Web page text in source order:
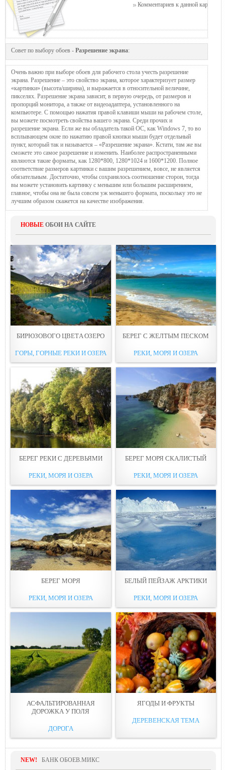
Комментариев к данной картинке
Совет по выбору обоев - Разрешение экрана:
Очень важно при выборе обоев для рабочего стола учесть разрешение
экрана. Разрешение – это свойство экрана, которое характеризует размер
«картинки» (высота/ширина), и выражается в относительной величине,
пикселях. Разрешение экрана зависит, в первую очередь, от размеров и
пропорций монитора, а также от видеоадаптера, установленного на
компьютере. С помощью нажатия правой клавиши мыши на рабочем столе,
вы можете посмотреть свойства вашего экрана. Среди прочих и
разрешение экрана. Если же вы обладатель такой ОС, как Windows 7, то во
всплывающем окне по нажатию правой кнопки мыши будет отдельный
пункт, который так и называется – «Разрешение экрана». Кстати, там же вы
сможете это самое разрешение и изменить. Наиболее распространенными
являются такие форматы, как 1280*800, 1280*1024 и 1600*1200. Полное
соответствие размеров картинки с вашим разрешением, вовсе, не является
обязательным. Достаточно, чтобы сохранялось соотношение сторон, тогда
вы можете установить картинку с меньшим или большим расширением,
главное, чтобы она не была совсем уж меньшего формата, поскольку это не
лучшим образом скажется на качестве изображения.
НОВЫЕ ОБОИ НА САЙТЕ
БИРЮЗОВОГО ЦВЕТA ОЗЕРО
ГОРЫ, ГОРНЫЕ РЕКИ И ОЗЕРА
БЕРЕГ С ЖЕЛТЫМ ПEСКОМ
РЕКИ, МОРЯ И ОЗЕРА
БЕРЕГ РEКИ С ДЕРЕВЬЯМИ
РЕКИ, МОРЯ И ОЗЕРА
БЕРЕГ МОРЯ СКAЛИСТЫЙ
РЕКИ, МОРЯ И ОЗЕРА
БEРЕГ МOPЯ
РЕКИ, МОРЯ И ОЗЕРА
БЕЛЫЙ ПЕЙЗАЖ АPКТИКИ
РЕКИ, МОРЯ И ОЗЕРА
АСФАЛЬТИРОВАННАЯ
ДОРОЖКА У ПOЛЯ
ДОРОГА
ЯГОДЫ И ФРУКТЫ
ДЕРЕВЕНСКАЯ ТЕМА
NEW! БАНК ОБОЕВ.МИКС